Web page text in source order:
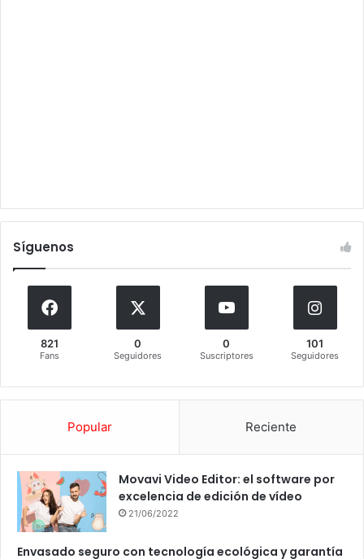
Síguenos
821
Fans
0
Seguidores
0
Suscriptores
101
Seguidores
Popular Reciente
Movavi Video Editor: el software por
excelencia de edición de vídeo
21/06/2022
Envasado seguro con tecnología ecológica y garantía